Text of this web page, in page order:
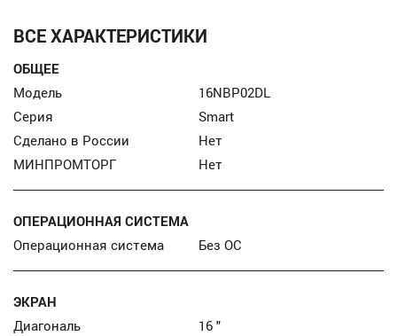
ВСЕ ХАРАКТЕРИСТИКИ
ОБЩЕЕ
Модель
16NBP02DL
Серия
Smart
Сделано в России
Нет
МИНПРОМТОРГ
Нет
ОПЕРАЦИОННАЯ СИСТЕМА
Операционная система
Без ОС
ЭКРАН
Диагональ
16 "